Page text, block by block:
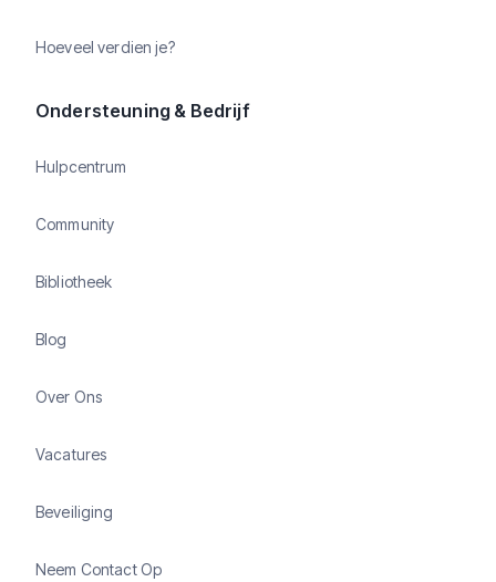
Hoeveel verdien je?
Ondersteuning & Bedrijf
Hulpcentrum
Community
Bibliotheek
Blog
Over Ons
Vacatures
Beveiliging
Neem Contact Op